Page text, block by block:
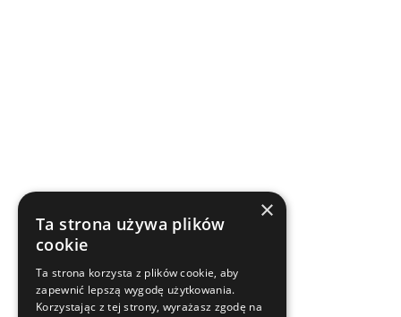
×
Ta strona używa plików
cookie
Ta strona korzysta z plików cookie, aby
zapewnić lepszą wygodę użytkowania.
Korzystając z tej strony, wyrażasz zgodę na